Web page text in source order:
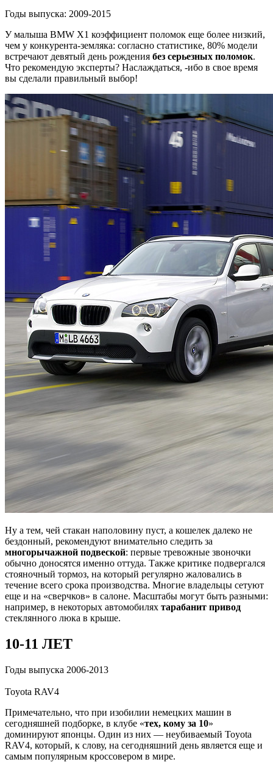
Годы выпуска: 2009-2015
У малыша BMW X1 коэффициент поломок еще более низкий,
чем у конкурента-земляка: согласно статистике, 80% модели
встречают девятый день рождения без серьезных поломок.
Что рекомендую эксперты? Наслаждаться, -ибо в свое время
вы сделали правильный выбор!
Ну а тем, чей стакан наполовину пуст, а кошелек далеко не
бездонный, рекомендуют внимательно следить за
многорычажной подвеской: первые тревожные звоночки
обычно доносятся именно оттуда. Также критике подвергался
стояночный тормоз, на который регулярно жаловались в
течение всего срока производства. Многие владельцы сетуют
еще и на «сверчков» в салоне. Масштабы могут быть разными:
например, в некоторых автомобилях тарабанит привод
стеклянного люка в крыше.
10-11 ЛЕТ
Годы выпуска 2006-2013
Toyota RAV4
Примечательно, что при изобилии немецких машин в
сегодняшней подборке, в клубе «тех, кому за 10»
доминируют японцы. Один из них — неубиваемый Toyota
RAV4, который, к слову, на сегодняшний день является еще и
самым популярным кроссовером в мире.